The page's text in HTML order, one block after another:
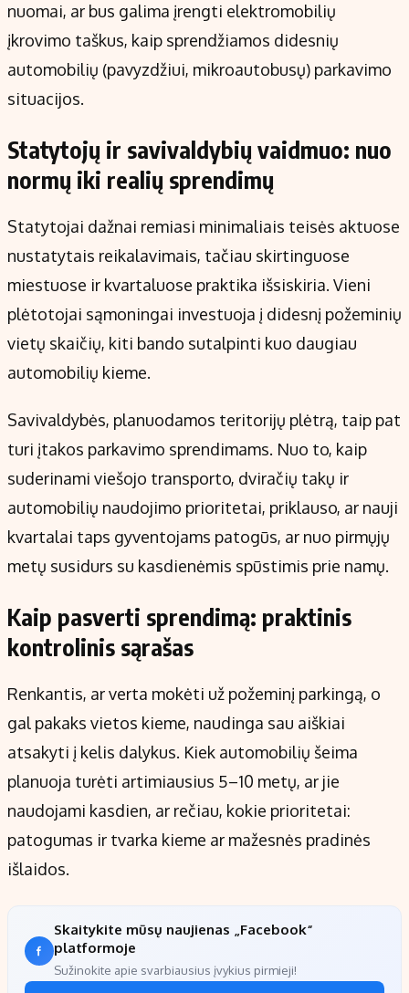
nuomai, ar bus galima įrengti elektromobilių
įkrovimo taškus, kaip sprendžiamos didesnių
automobilių (pavyzdžiui, mikroautobusų) parkavimo
situacijos.
Statytojų ir savivaldybių vaidmuo: nuo
normų iki realių sprendimų
Statytojai dažnai remiasi minimaliais teisės aktuose
nustatytais reikalavimais, tačiau skirtinguose
miestuose ir kvartaluose praktika išsiskiria. Vieni
plėtotojai sąmoningai investuoja į didesnį požeminių
vietų skaičių, kiti bando sutalpinti kuo daugiau
automobilių kieme.
Savivaldybės, planuodamos teritorijų plėtrą, taip pat
turi įtakos parkavimo sprendimams. Nuo to, kaip
suderinami viešojo transporto, dviračių takų ir
automobilių naudojimo prioritetai, priklauso, ar nauji
kvartalai taps gyventojams patogūs, ar nuo pirmųjų
metų susidurs su kasdienėmis spūstimis prie namų.
Kaip pasverti sprendimą: praktinis
kontrolinis sąrašas
Renkantis, ar verta mokėti už požeminį parkingą, o
gal pakaks vietos kieme, naudinga sau aiškiai
atsakyti į kelis dalykus. Kiek automobilių šeima
planuoja turėti artimiausius 5–10 metų, ar jie
naudojami kasdien, ar rečiau, kokie prioritetai:
patogumas ir tvarka kieme ar mažesnės pradinės
išlaidos.
Skaitykite mūsų naujienas „Facebook“
platformoje
Sužinokite apie svarbiausius įvykius pirmieji!